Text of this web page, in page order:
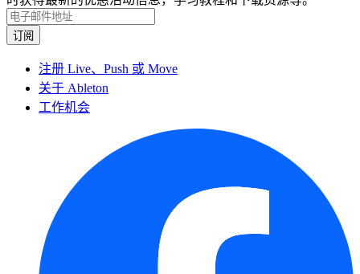
注册 Live、Push 或 Move
关于 Ableton
工作机会